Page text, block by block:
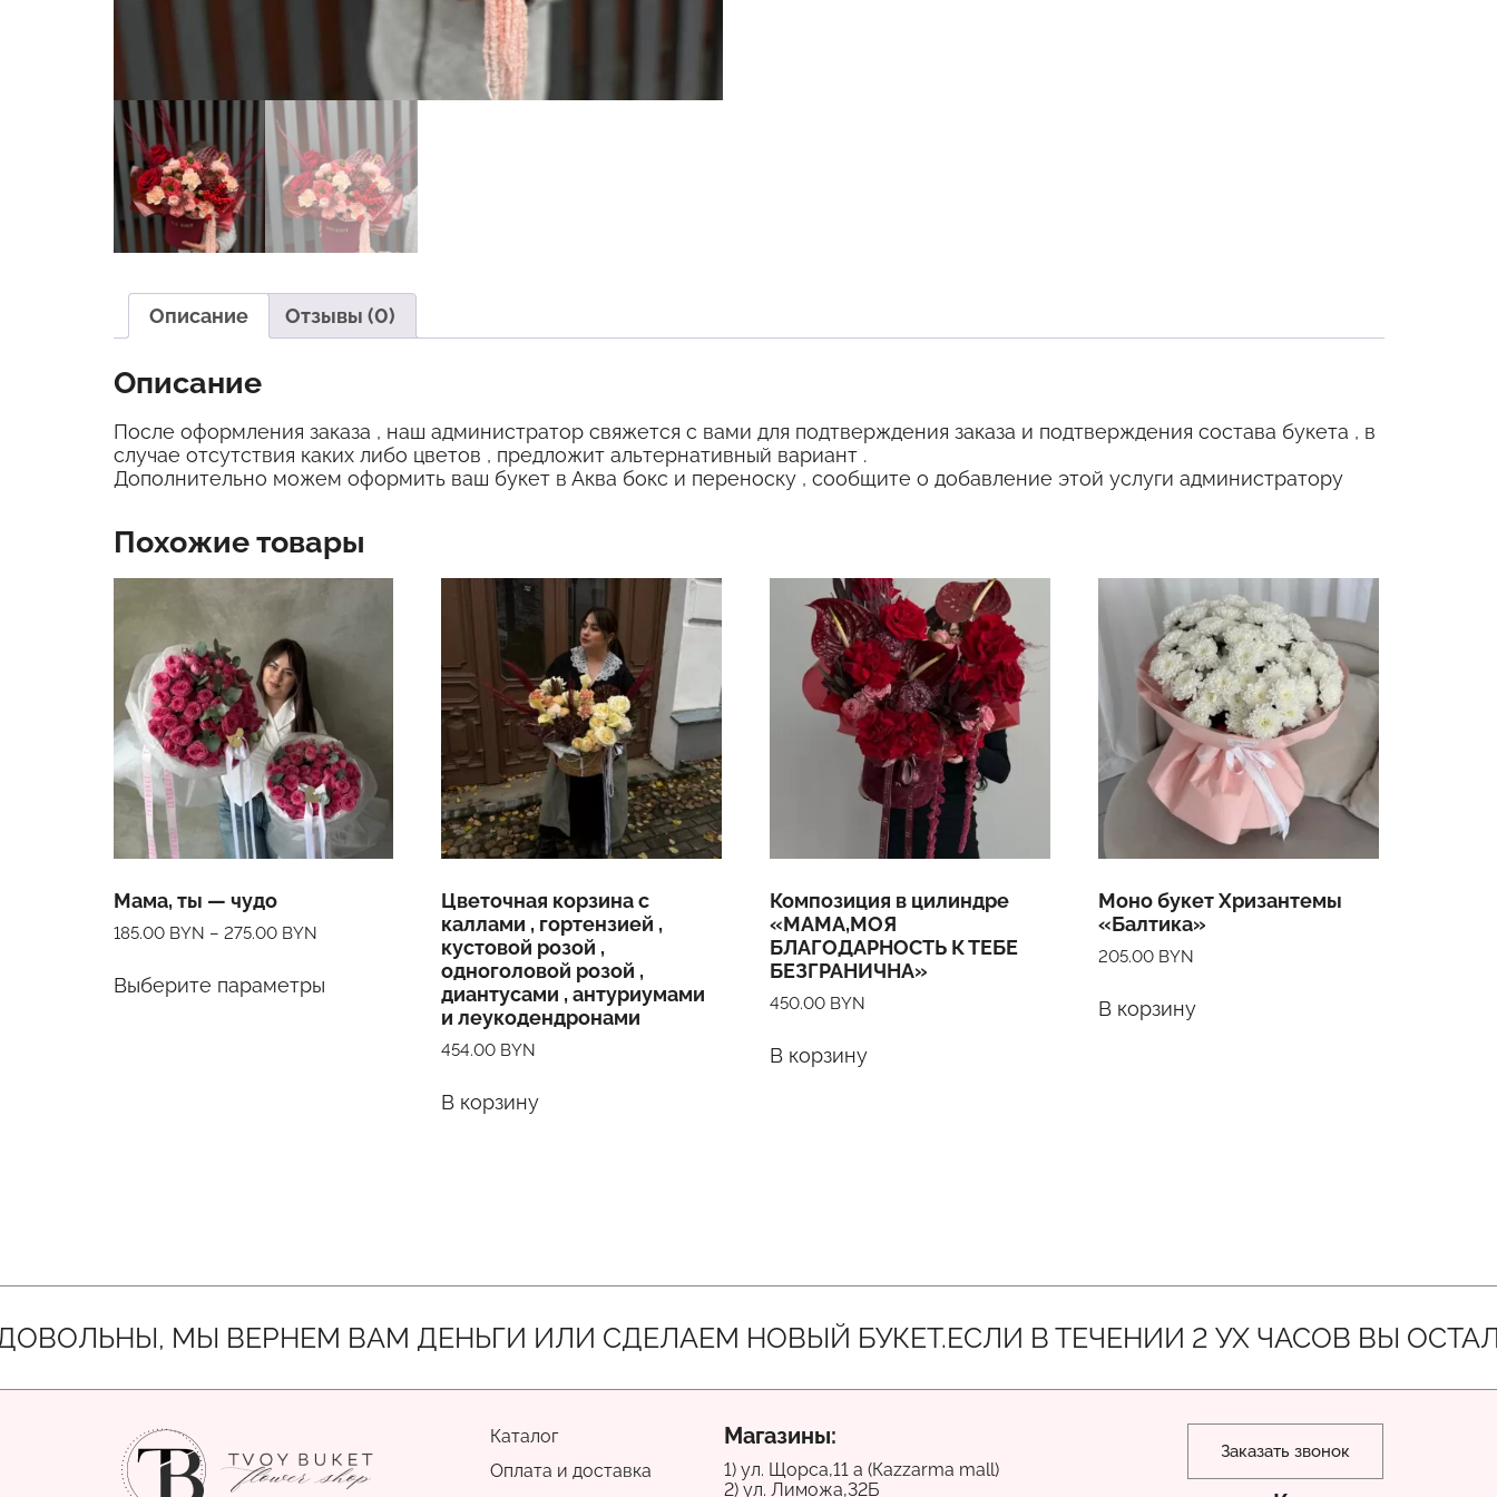
Описание Отзывы (0)
Описание
После оформления заказа , наш администратор свяжется с вами для подтверждения заказа и подтверждения состава букета , в
случае отсутствия каких либо цветов , предложит альтернативный вариант .
Дополнительно можем оформить ваш букет в Аква бокс и переноску , сообщите о добавление этой услуги администратору
Похожие товары
Мама, ты — чудо
185.00 BYN – 275.00 BYN
Выберите параметрытовар
Цветочная корзина с
каллами , гортензией ,
кустовой розой ,
одноголовой розой ,
диантусами , антуриумами
и леукодендронами
454.00 BYN
В корзину
Композиция в цилиндре
«МАМА,МОЯ
БЛАГОДАРНОСТЬ К ТЕБЕ
БЕЗГРАНИЧНА»
450.00 BYN
В корзину
Моно букет Хризантемы
«Балтика»
205.00 BYN
В корзину
МЫ ВЕРНЕМ ВАМ ДЕНЬГИ ИЛИ СДЕЛАЕМ НОВЫЙ БУКЕТ.ЕСЛИ В ТЕЧЕНИИ 2 УХ ЧАСОВ ВЫ ОСТАЛИСЬ
Каталог
Оплата и доставка
Магазины:
1) ул. Щорса,11 а (Каzzarma mall)
2) ул. Лиможа,32Б
Заказать звонок